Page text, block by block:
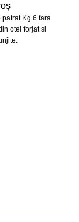
patrat Kg.6 fara
otel forjat si